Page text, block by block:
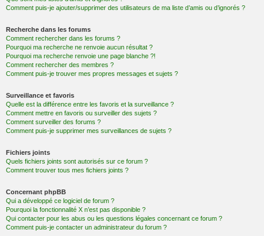
Comment puis-je ajouter/supprimer des utilisateurs de ma liste d’amis ou d’ignorés ?
Recherche dans les forums
Comment rechercher dans les forums ?
Pourquoi ma recherche ne renvoie aucun résultat ?
Pourquoi ma recherche renvoie une page blanche ?!
Comment rechercher des membres ?
Comment puis-je trouver mes propres messages et sujets ?
Surveillance et favoris
Quelle est la différence entre les favoris et la surveillance ?
Comment mettre en favoris ou surveiller des sujets ?
Comment surveiller des forums ?
Comment puis-je supprimer mes surveillances de sujets ?
Fichiers joints
Quels fichiers joints sont autorisés sur ce forum ?
Comment trouver tous mes fichiers joints ?
Concernant phpBB
Qui a développé ce logiciel de forum ?
Pourquoi la fonctionnalité X n’est pas disponible ?
Qui contacter pour les abus ou les questions légales concernant ce forum ?
Comment puis-je contacter un administrateur du forum ?